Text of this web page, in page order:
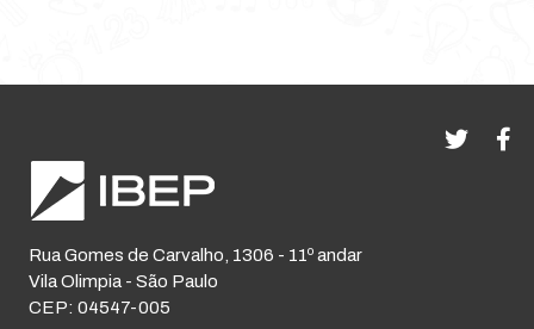
Rua Gomes de Carvalho, 1306 - 11º andar
Vila Olimpia - São Paulo
CEP: 04547-005